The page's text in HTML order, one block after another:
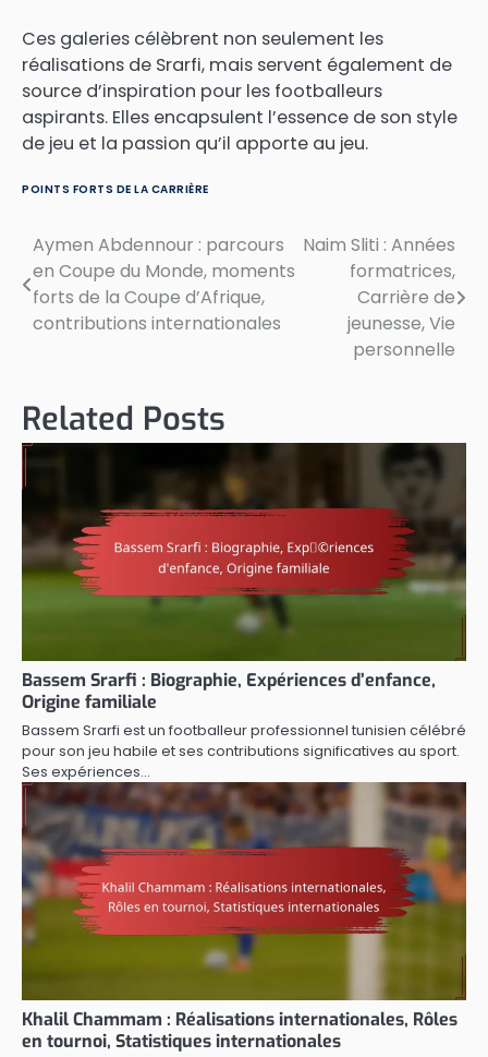
Ces galeries célèbrent non seulement les
réalisations de Srarfi, mais servent également de
source d’inspiration pour les footballeurs
aspirants. Elles encapsulent l’essence de son style
de jeu et la passion qu’il apporte au jeu.
POINTS FORTS DE LA CARRIÈRE
Post
navigation
Aymen Abdennour : parcours
en Coupe du Monde, moments
forts de la Coupe d’Afrique,
contributions internationales
Naim Sliti : Années
formatrices,
Carrière de
jeunesse, Vie
personnelle
Related Posts
Bassem Srarfi : Biographie, Expériences d’enfance,
Origine familiale
Bassem Srarfi est un footballeur professionnel tunisien célébré
pour son jeu habile et ses contributions significatives au sport.
Ses expériences…
Khalil Chammam : Réalisations internationales, Rôles
en tournoi, Statistiques internationales